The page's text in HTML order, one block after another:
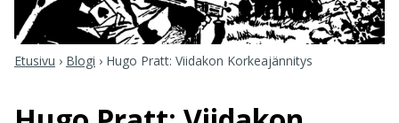
Etusivu › Blogi › Hugo Pratt: Viidakon Korkeajännitys